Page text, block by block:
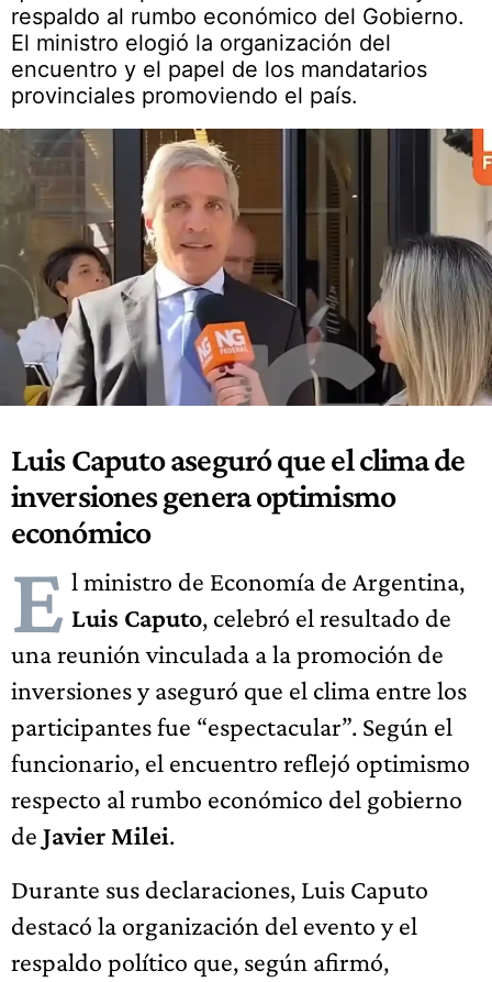
respaldo al rumbo económico del Gobierno.
El ministro elogió la organización del
encuentro y el papel de los mandatarios
provinciales promoviendo el país.
Luis Caputo aseguró que el clima de
inversiones genera optimismo
económico
E l ministro de Economía de Argentina,
Luis Caputo, celebró el resultado de
una reunión vinculada a la promoción de
inversiones y aseguró que el clima entre los
participantes fue “espectacular”. Según el
funcionario, el encuentro reflejó optimismo
respecto al rumbo económico del gobierno
de Javier Milei.
Durante sus declaraciones, Luis Caputo
destacó la organización del evento y el
respaldo político que, según afirmó,